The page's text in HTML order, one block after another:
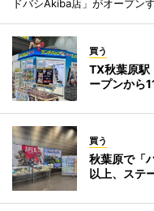
ドバシAkiba店」がオープンす
買う
TX秋葉原
ープンから
買う
秋葉原で「
以上、ステ